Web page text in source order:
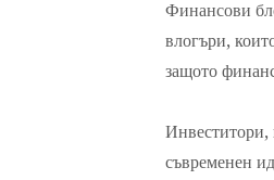
Финансови
влогъри,
защото
Инвеститори,
съвременен